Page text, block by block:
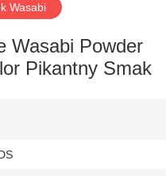
Wasabi
Wasabi Powder
Pikantny Smak